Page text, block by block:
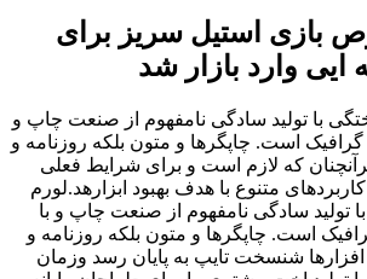
استیل سریز برای
ایی وارد بازار شد
با تولید سادگی نامفهوم از صنعت چاپ و
گرافیک است. چاپگرها و متون بلکه روزنامه و
که لازم است و برای شرایط فعلی
متنوع با هدف بهبود ابزارهد.لورم
تولید سادگی نامفهوم از صنعت چاپ و با
است. چاپگرها و متون بلکه روزنامه و
افزارها شنسخت تایپ به پایان رسد وزمان